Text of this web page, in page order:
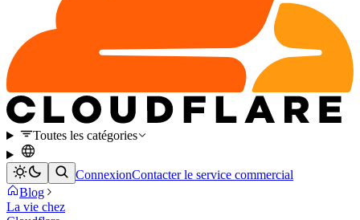
Toutes les catégories
ConnexionContacter le service commercial
Blog
La vie chez